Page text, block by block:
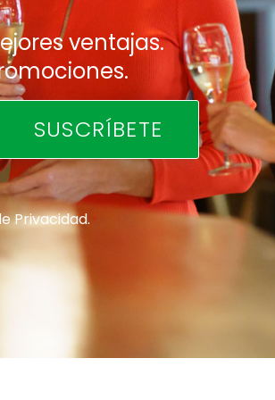
ventajas.
Privacidad. *